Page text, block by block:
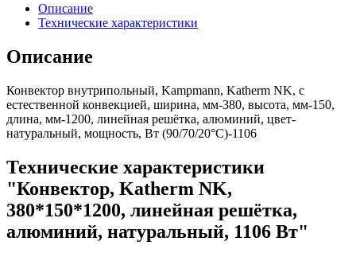
Описание
Технические характеристики
Описание
Конвектор внутрипольный, Kampmann, Katherm NK, с
естественной конвекцией, ширина, мм-380, высота, мм-150,
длина, мм-1200, линейная решётка, алюминий, цвет-
натуральный, мощность, Вт (90/70/20°C)-1106
Технические характеристики
"Конвектор, Katherm NK,
380*150*1200, линейная решётка,
алюминий, натуральный, 1106 Вт"